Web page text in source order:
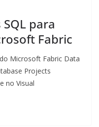
para
Fabric
Microsoft Fabric Data
Projects
no Visual